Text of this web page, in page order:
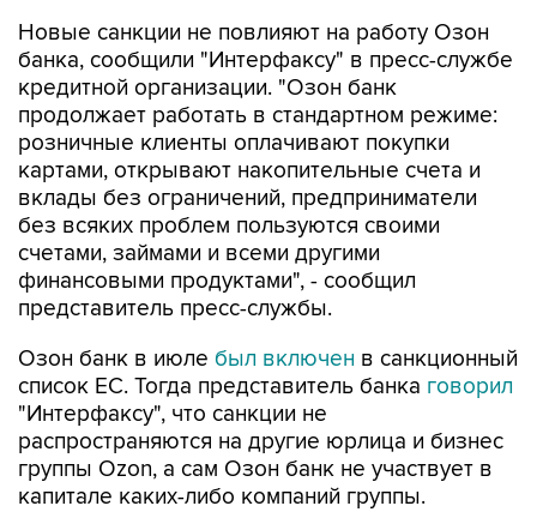
Новые санкции не повлияют на работу Озон
банка, сообщили "Интерфаксу" в пресс-службе
кредитной организации. "Озон банк
продолжает работать в стандартном режиме:
розничные клиенты оплачивают покупки
картами, открывают накопительные счета и
вклады без ограничений, предприниматели
без всяких проблем пользуются своими
счетами, займами и всеми другими
финансовыми продуктами", - сообщил
представитель пресс-службы.
Озон банк в июле был включен в санкционный
список ЕС. Тогда представитель банка говорил
"Интерфаксу", что санкции не
распространяются на другие юрлица и бизнес
группы Ozon, а сам Озон банк не участвует в
капитале каких-либо компаний группы.